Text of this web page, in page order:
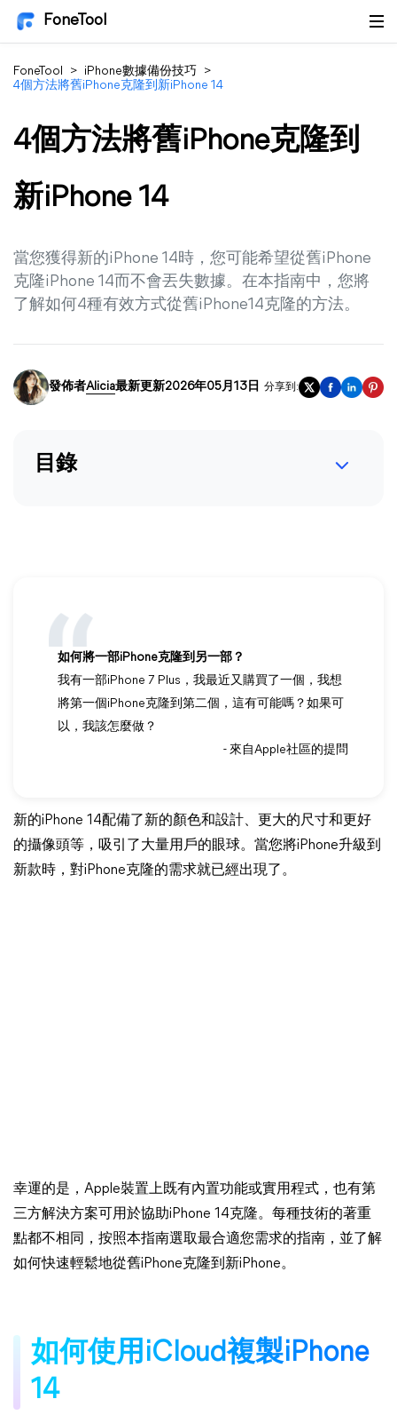
FoneTool
FoneTool > iPhone數據備份技巧
>
4個方法將舊iPhone克隆到新iPhone 14
4個方法將舊iPhone克隆到
新iPhone 14
當您獲得新的iPhone 14時，您可能希望從舊iPhone
克隆iPhone 14而不會丟失數據。在本指南中，您將
了解如何4種有效方式從舊iPhone14克隆的方法。
發佈者Alicia最新更新2026年05月13日 分享到:
目錄
如何將一部iPhone克隆到另一部？
我有一部iPhone 7 Plus，我最近又購買了一個，我想
將第一個iPhone克隆到第二個，這有可能嗎？如果可
以，我該怎麼做？
- 來自Apple社區的提問
新的iPhone 14配備了新的顏色和設計、更大的尺寸和更好
的攝像頭等，吸引了大量用戶的眼球。當您將iPhone升級到
新款時，對iPhone克隆的需求就已經出現了。
幸運的是，Apple裝置上既有內置功能或實用程式，也有第
三方解決方案可用於協助iPhone 14克隆。每種技術的著重
點都不相同，按照本指南選取最合適您需求的指南，並了解
如何快速輕鬆地從舊iPhone克隆到新iPhone。
如何使用iCloud複製iPhone
14